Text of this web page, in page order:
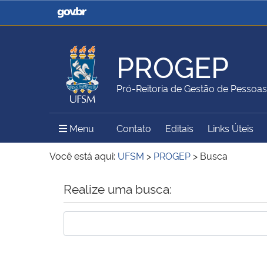
Casa Civil
Ministério da Justiça e
Ministério da Agricultura,
Pecuária e Abastecimento
Ministério da Educação
Ministério do Meio Ambiente Ministério do Turismo
PROGEP
Pró-Reitoria de Gestão de Pessoas
Menu Menu Principal do Sítio
Contato Editais Links Úteis
Você está aqui: UFSM > PROGEP > Busca
Início do conteúdo
Realize uma busca: